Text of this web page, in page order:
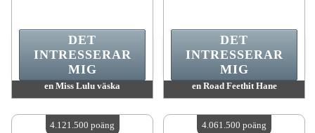
en Miss Lulu väska
Antal tillgängliga:4
DET
INTRESSERAR
MIG
en Road Feethit Hane
Antal tillgängliga:4
DET
INTRESSERAR
MIG
4.121.500 poäng 4.061.500 poäng